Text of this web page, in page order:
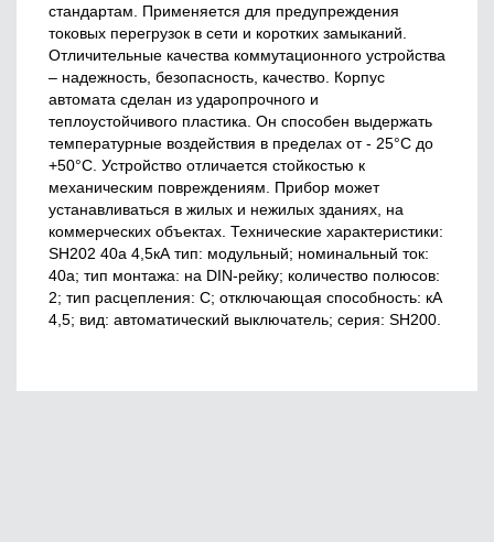
стандартам. Применяется для предупреждения
токовых перегрузок в сети и коротких замыканий.
Отличительные качества коммутационного устройства
– надежность, безопасность, качество. Корпус
автомата сделан из ударопрочного и
теплоустойчивого пластика. Он способен выдержать
температурные воздействия в пределах от - 25°С до
+50°С. Устройство отличается стойкостью к
механическим повреждениям. Прибор может
устанавливаться в жилых и нежилых зданиях, на
коммерческих объектах. Технические характеристики:
SH202 40a 4,5кА тип: модульный; номинальный ток:
40а; тип монтажа: на DIN-рейку; количество полюсов:
2; тип расцепления: С; отключающая способность: кА
4,5; вид: автоматический выключатель; серия: SН200.